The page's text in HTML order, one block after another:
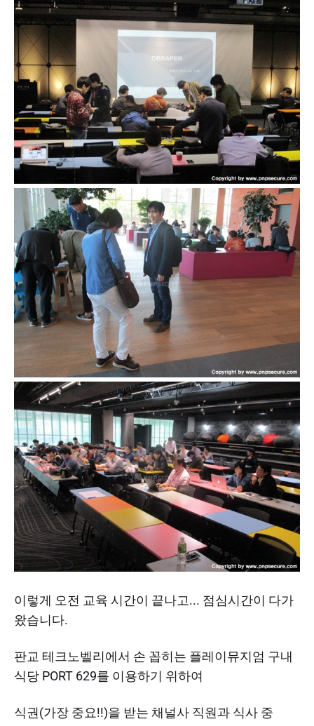
이렇게 오전 교육 시간이 끝나고... 점심시간이 다가
왔습니다.
판교 테크노벨리에서 손 꼽히는 플레이뮤지엄 구내
식당 PORT 629를 이용하기 위하여
식권(가장 중요!!)을 받는 채널사 직원과 식사 중